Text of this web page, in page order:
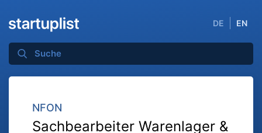
DE EN
NFON
Sachbearbeiter Warenlager &